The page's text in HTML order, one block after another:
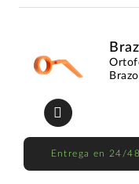
Entrega en 24/